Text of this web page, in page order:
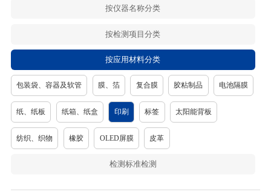
按仪器名称分类
按检测项目分类
按应用材料分类
包装袋、容器及软管 膜、箔 复合膜 胶粘制品 电池隔膜
纸、纸板 纸箱、纸盒 印刷 标签 太阳能背板
纺织、织物 橡胶 OLED屏膜 皮革
检测标准检测